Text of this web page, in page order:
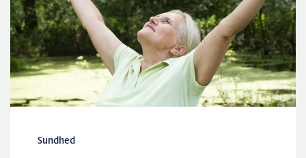
Sundhed